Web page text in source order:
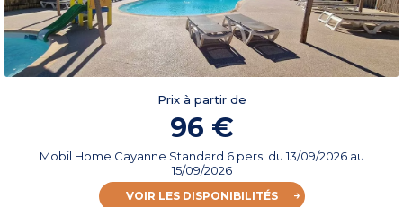
Prix à partir de
96 €
Mobil Home Cayanne Standard 6 pers. du13/09/2026au
15/09/2026
VOIR LES DISPONIBILITÉS